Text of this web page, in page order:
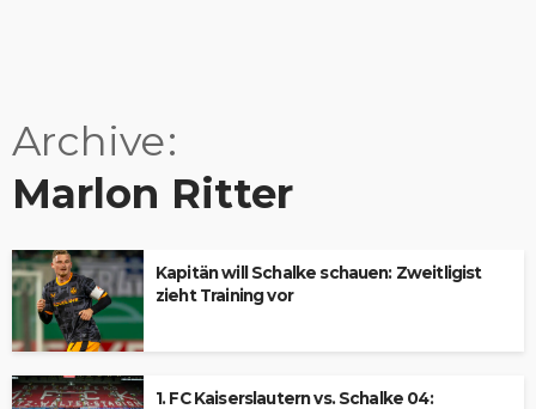
Archive
Marlon Ritter
Kapitän will Schalke schauen: Zweitligist
zieht Training vor
1. FC Kaiserslautern vs. Schalke 04: